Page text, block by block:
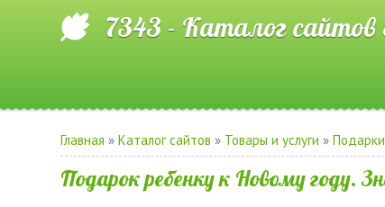
7343 - Каталог сайтов
Главная »Каталог сайтов » Товары и услуги »
Подарок ребенку к Новому году.